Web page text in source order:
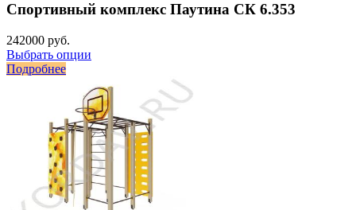
Спортивный комплекс Паутина СК 6.353
242000 руб.
Выбрать опции
Подробнее